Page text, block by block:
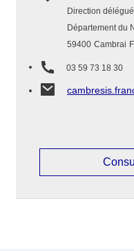
Direction
Département du
59400 Cambrai
03 59 73 18 30